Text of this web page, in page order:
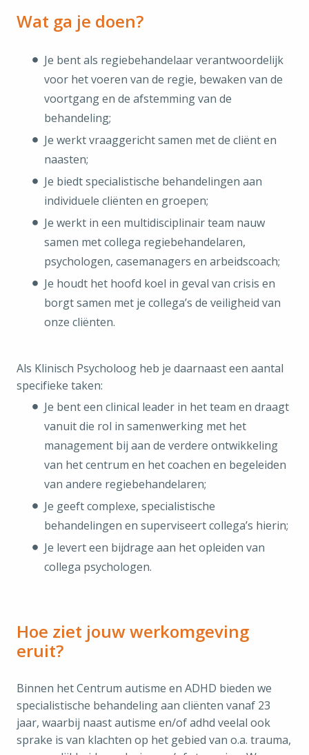
Wat ga je doen?
Je bent als regiebehandelaar verantwoordelijk
voor het voeren van de regie, bewaken van de
voortgang en de afstemming van de
behandeling;
Je werkt vraaggericht samen met de cliënt en
naasten;
Je biedt specialistische behandelingen aan
individuele cliënten en groepen;
Je werkt in een multidisciplinair team nauw
samen met collega regiebehandelaren,
psychologen, casemanagers en arbeidscoach;
Je houdt het hoofd koel in geval van crisis en
borgt samen met je collega’s de veiligheid van
onze cliënten.
Als Klinisch Psycholoog heb je daarnaast een aantal
specifieke taken:
Je bent een clinical leader in het team en draagt
vanuit die rol in samenwerking met het
management bij aan de verdere ontwikkeling
van het centrum en het coachen en begeleiden
van andere regiebehandelaren;
Je geeft complexe, specialistische
behandelingen en superviseert collega’s hierin;
Je levert een bijdrage aan het opleiden van
collega psychologen.
Hoe ziet jouw werkomgeving
eruit?
Binnen het Centrum autisme en ADHD bieden we
specialistische behandeling aan cliënten vanaf 23
jaar, waarbij naast autisme en/of adhd veelal ook
sprake is van klachten op het gebied van o.a. trauma,